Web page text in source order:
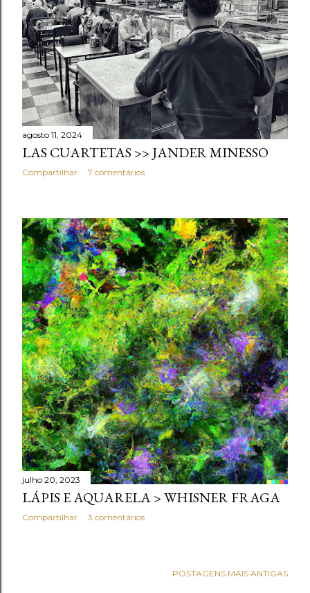
agosto 11, 2024
LAS CUARTETAS >> JANDER MINESSO
Compartilhar 7 comentários
julho 20, 2023
LÁPIS E AQUARELA > WHISNER FRAGA
Compartilhar 3 comentários
POSTAGENS MAIS ANTIGAS